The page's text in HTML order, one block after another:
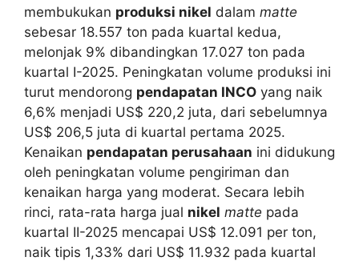
membukukan produksi nikel dalam matte
sebesar 18.557 ton pada kuartal kedua,
melonjak 9% dibandingkan 17.027 ton pada
kuartal I-2025. Peningkatan volume produksi ini
turut mendorong pendapatan INCO yang naik
6,6% menjadi US$ 220,2 juta, dari sebelumnya
US$ 206,5 juta di kuartal pertama 2025.
Kenaikan pendapatan perusahaan ini didukung
oleh peningkatan volume pengiriman dan
kenaikan harga yang moderat. Secara lebih
rinci, rata-rata harga jual nikel matte pada
kuartal II-2025 mencapai US$ 12.091 per ton,
naik tipis 1,33% dari US$ 11.932 pada kuartal